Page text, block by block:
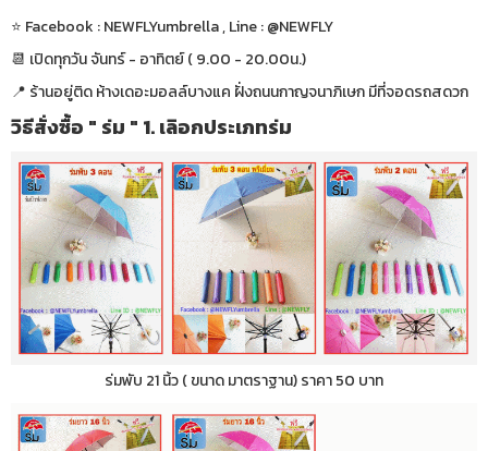
⭐️ Facebook : NEWFLYumbrella , Line : @NEWFLY
📆 เปิดทุกวัน จันทร์ - อาทิตย์ ( 9.00 - 20.00น.)
📍 ร้านอยู่ติด ห้างเดอะมอลล์บางแค ฝั่งถนนกาญจนาภิเษก มีที่จอดรถสดวก
วิธีสั่งซื้อ " ร่ม " 1. เลิอกประเภทร่ม
ร่มพับ 21 นิ้ว ( ขนาด มาตราฐาน) ราคา 50 บาท